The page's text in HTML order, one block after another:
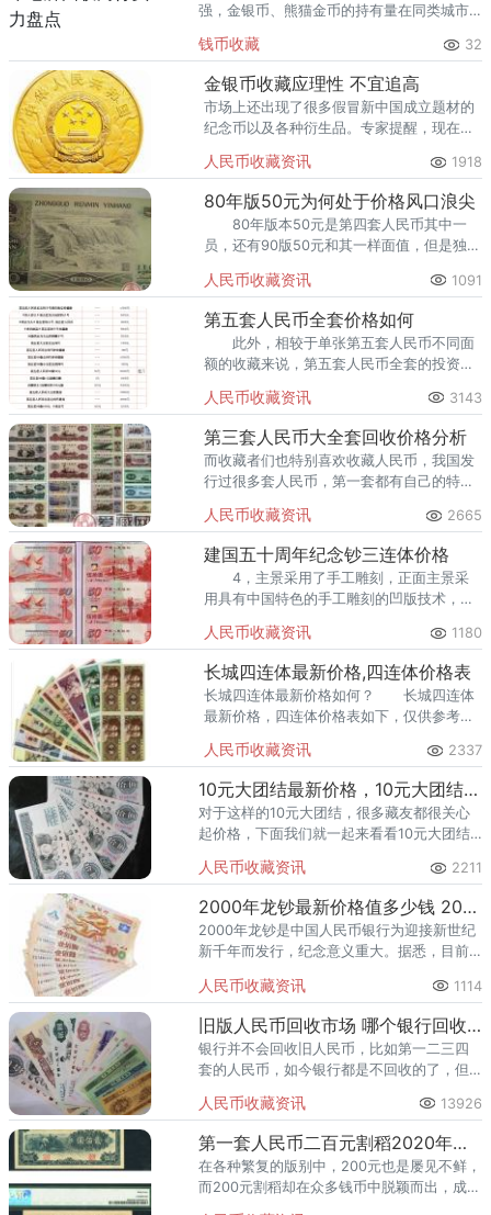
强，金银币、熊猫金币的持有量在同类城市
熊猫金币的需求就明显升温，但鱼龙混杂的
回收渠道里，能精准识别版别溢
钱币收藏 32
金银币收藏应理性 不宜追高
市场上还出现了很多假冒新中国成立题材的
纪念币以及各种衍生品。专家提醒，现在新
藏风险较大，不宜追高。
人民币收藏资讯 1918
80年版50元为何处于价格风口浪尖
80年版本50元是第四套人民币其中一
员，还有90版50元和其一样面值，但是独有
十倍，这现象背后的原因值得我们探索。
人民币收藏资讯 1091
第五套人民币全套价格如何
此外，相较于单张第五套人民币不同面
额的收藏来说，第五套人民币全套的投资收
人民币收藏资讯 3143
第三套人民币大全套回收价格分析
而收藏者们也特别喜欢收藏人民币，我国发
行过很多套人民币，第一套都有自己的特
套回收价格现在又有了新的进展。
人民币收藏资讯 2665
建国五十周年纪念钞三连体价格
4，主景采用了手工雕刻，正面主景采
用具有中国特色的手工雕刻的凹版技术，形
较强的立体感和独特的艺术效果。
人民币收藏资讯 1180
长城四连体最新价格,四连体价格表
长城四连体最新价格如何？ 长城四连体
最新价格，四连体价格表如下，仅供参考，
准。
人民币收藏资讯 2337
10元大团结最新价格，10元大团结值多少钱？
对于这样的10元大团结，很多藏友都很关心
起价格，下面我们就一起来看看10元大团结
价格，人民币整版连体钞大炮筒值钱吗？
人民币收藏资讯 2211
2000年龙钞最新价格值多少钱 2000年龙钞收藏投资价值是什么
2000年龙钞是中国人民币银行为迎接新世纪
新千年而发行，纪念意义重大。据悉，目前
概在3000元。
人民币收藏资讯 1114
旧版人民币回收市场 哪个银行回收旧人民币
银行并不会回收旧人民币，比如第一二三四
套的人民币，如今银行都是不回收的了，但
人民币收藏资讯 13926
第一套人民币二百元割稻2020年值多少钱
在各种繁复的版别中，200元也是屡见不鲜，
而200元割稻却在众多钱币中脱颖而出，成为